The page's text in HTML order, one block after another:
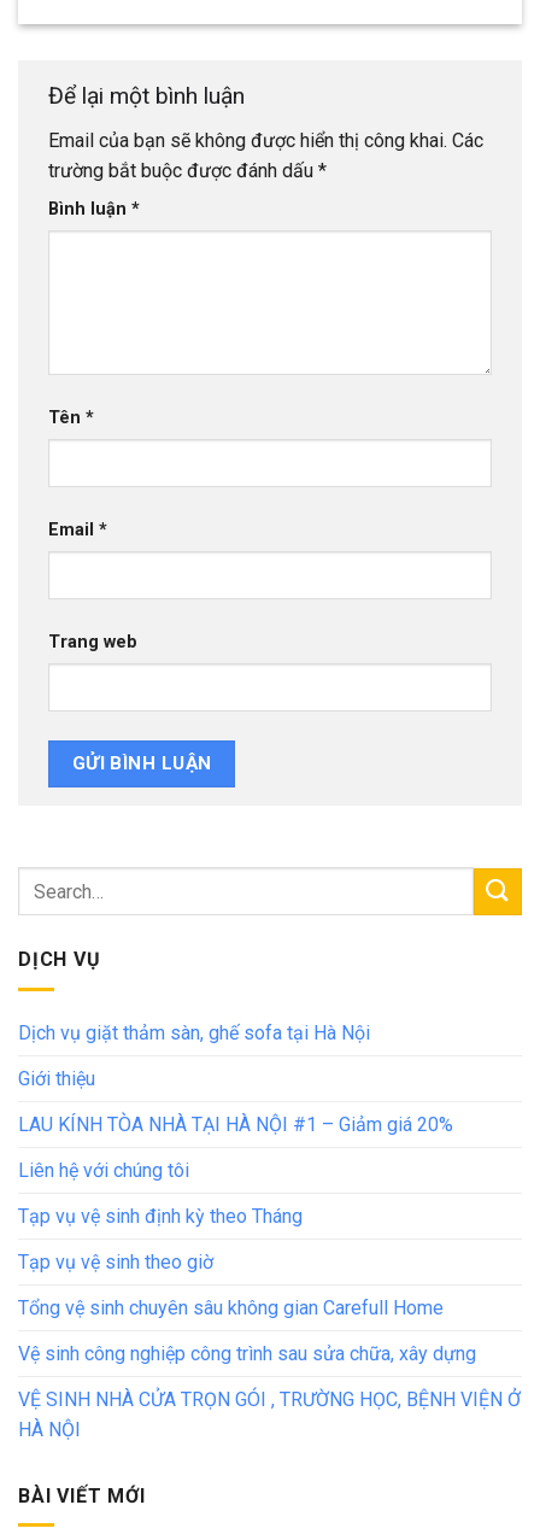
Để lại một bình luận
Email của bạn sẽ không được hiển thị công khai. Các
trường bắt buộc được đánh dấu *
Bình luận *
Tên *
Email *
Trang web
DỊCH VỤ
Dịch vụ giặt thảm sàn, ghế sofa tại Hà Nội
Giới thiệu
LAU KÍNH TÒA NHÀ TẠI HÀ NỘI #1 – Giảm giá 20%
Liên hệ với chúng tôi
Tạp vụ vệ sinh định kỳ theo Tháng
Tạp vụ vệ sinh theo giờ
Tổng vệ sinh chuyên sâu không gian Carefull Home
Vệ sinh công nghiệp công trình sau sửa chữa, xây dựng
VỆ SINH NHÀ CỬA TRỌN GÓI , TRƯỜNG HỌC, BỆNH VIỆN Ở
HÀ NỘI
BÀI VIẾT MỚI